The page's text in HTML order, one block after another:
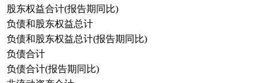
股东权益合计(报告期同比)
负债和股东权益总计
负债和股东权益总计(报告期同比)
负债合计
负债合计(报告期同比)